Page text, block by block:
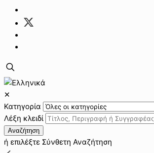
✕
Κατηγορία
Λέξη κλειδί
Αναζήτηση
ή επιλέξτε Σύνθετη Αναζήτηση